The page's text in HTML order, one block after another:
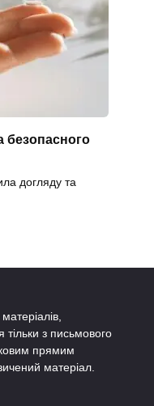
безопасного
догляду та
тільки з письмового
прямим
матеріал.